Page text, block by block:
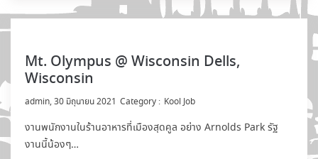
Mt. Olympus @ Wisconsin Dells,
Wisconsin
by
admin 30 มิถุนายน 2021 Kool Job
งานพนักงานในร้านอาหารที่เมืองสุดคูล อย่าง Arnolds Park รัฐ
งานนี้น้องๆ…